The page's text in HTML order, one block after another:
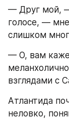
— Друг мой, —
голосе, —
слишком
— О, вам
взглядами с
Атлантида
неловко,